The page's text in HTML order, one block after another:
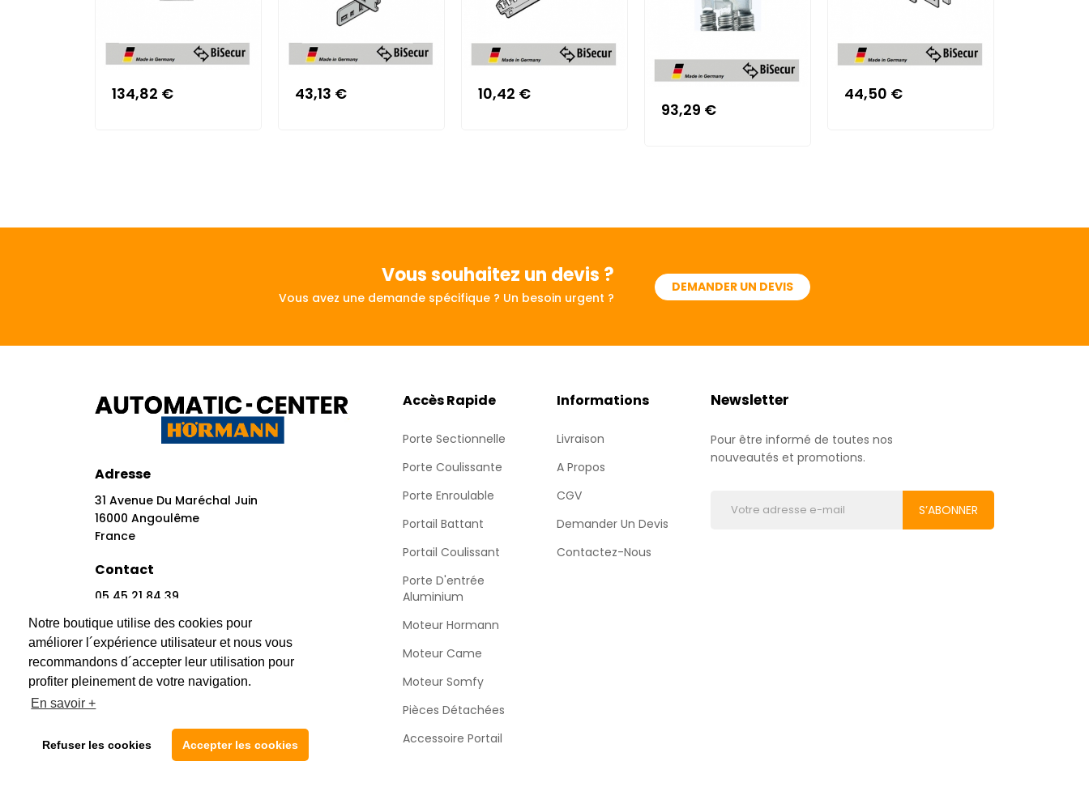
Notre boutique utilise des cookies pour
améliorer l´expérience utilisateur et nous vous
recommandons d´accepter leur utilisation pour
profiter pleinement de votre navigation.
En savoir +
Refuser les cookies Accepter les cookies
134,82 € 43,13 € 10,42 €
93,29 €
44,50 €
Vous souhaitez un devis ?
Vous avez une demande spécifique ? Un besoin urgent ?
DEMANDER UN DEVIS
Adresse
31 Avenue Du Maréchal Juin
16000 Angoulême
France
Contact
05 45 21 84 39
Réseaux Sociaux
Accès Rapide
Porte Sectionnelle
Porte Coulissante
Porte Enroulable
Portail Battant
Portail Coulissant
Porte D'entrée
Aluminium
Moteur Hormann
Moteur Came
Moteur Somfy
Pièces Détachées
Accessoire Portail
Informations
Livraison
A Propos
CGV
Demander Un Devis
Contactez-Nous
Newsletter
Pour être informé de toutes nos
nouveautés et promotions.